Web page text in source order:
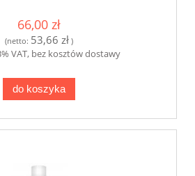
66,00 zł
(netto: 53,66 zł )
VAT, bez kosztów dostawy
do koszyka